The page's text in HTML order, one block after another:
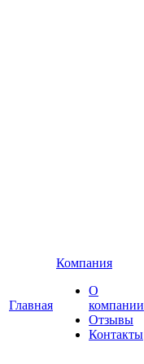
Главная
Компания
О
компании
Отзывы
Контакты